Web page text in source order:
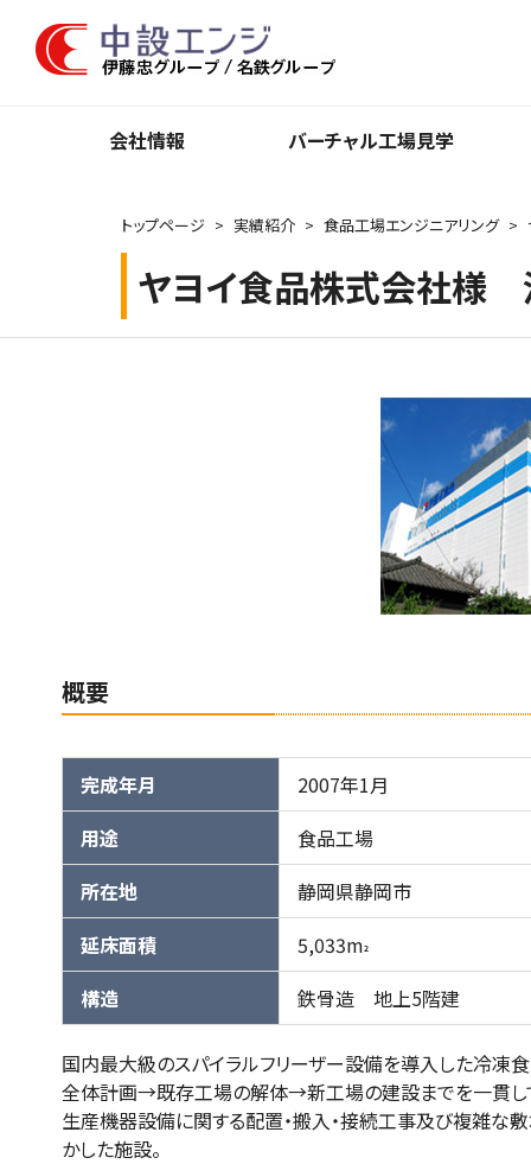
会社情報 バーチャル⼯場⾒学
トップページ 実績紹介 食品工場エンジニアリング
ヤヨイ食品株式会社様
概要
完成年月
2007年1月
用途
食品工場
所在地
静岡県静岡市
延床面積
5,033m2
構造 鉄骨造 地上5階建
国内最大級のスパイラルフリーザー設備を導入した冷凍
全体計画→既存工場の解体→新工場の建設までを一貫し
生産機器設備に関する配置・搬入・接続工事及び複雑な
かした施設。